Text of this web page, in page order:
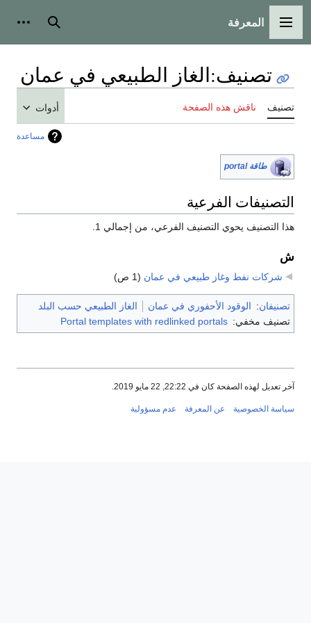
القائمة الرئيسية
المعرفة بحث
تصنيف:الغاز الطبيعي في عمان
تصنيف ناقش هذه الصفحة أدوات
مساعدة
طاقة portal
التصنيفات الفرعية
هذا التصنيف يحوي التصنيف الفرعي، من إجمالي 1.
ش
شركات نفط وغاز طبيعي في عمان (1 ص)
تصنيفان: الوقود الأحفوري في عمان
الغاز الطبيعي حسب البلد
تصنيف مخفي: Portal templates with redlinked portals
آخر تعديل لهذه الصفحة كان في 22:22, 22 مايو 2019.
سياسة الخصوصية عن المعرفة عدم مسؤولية